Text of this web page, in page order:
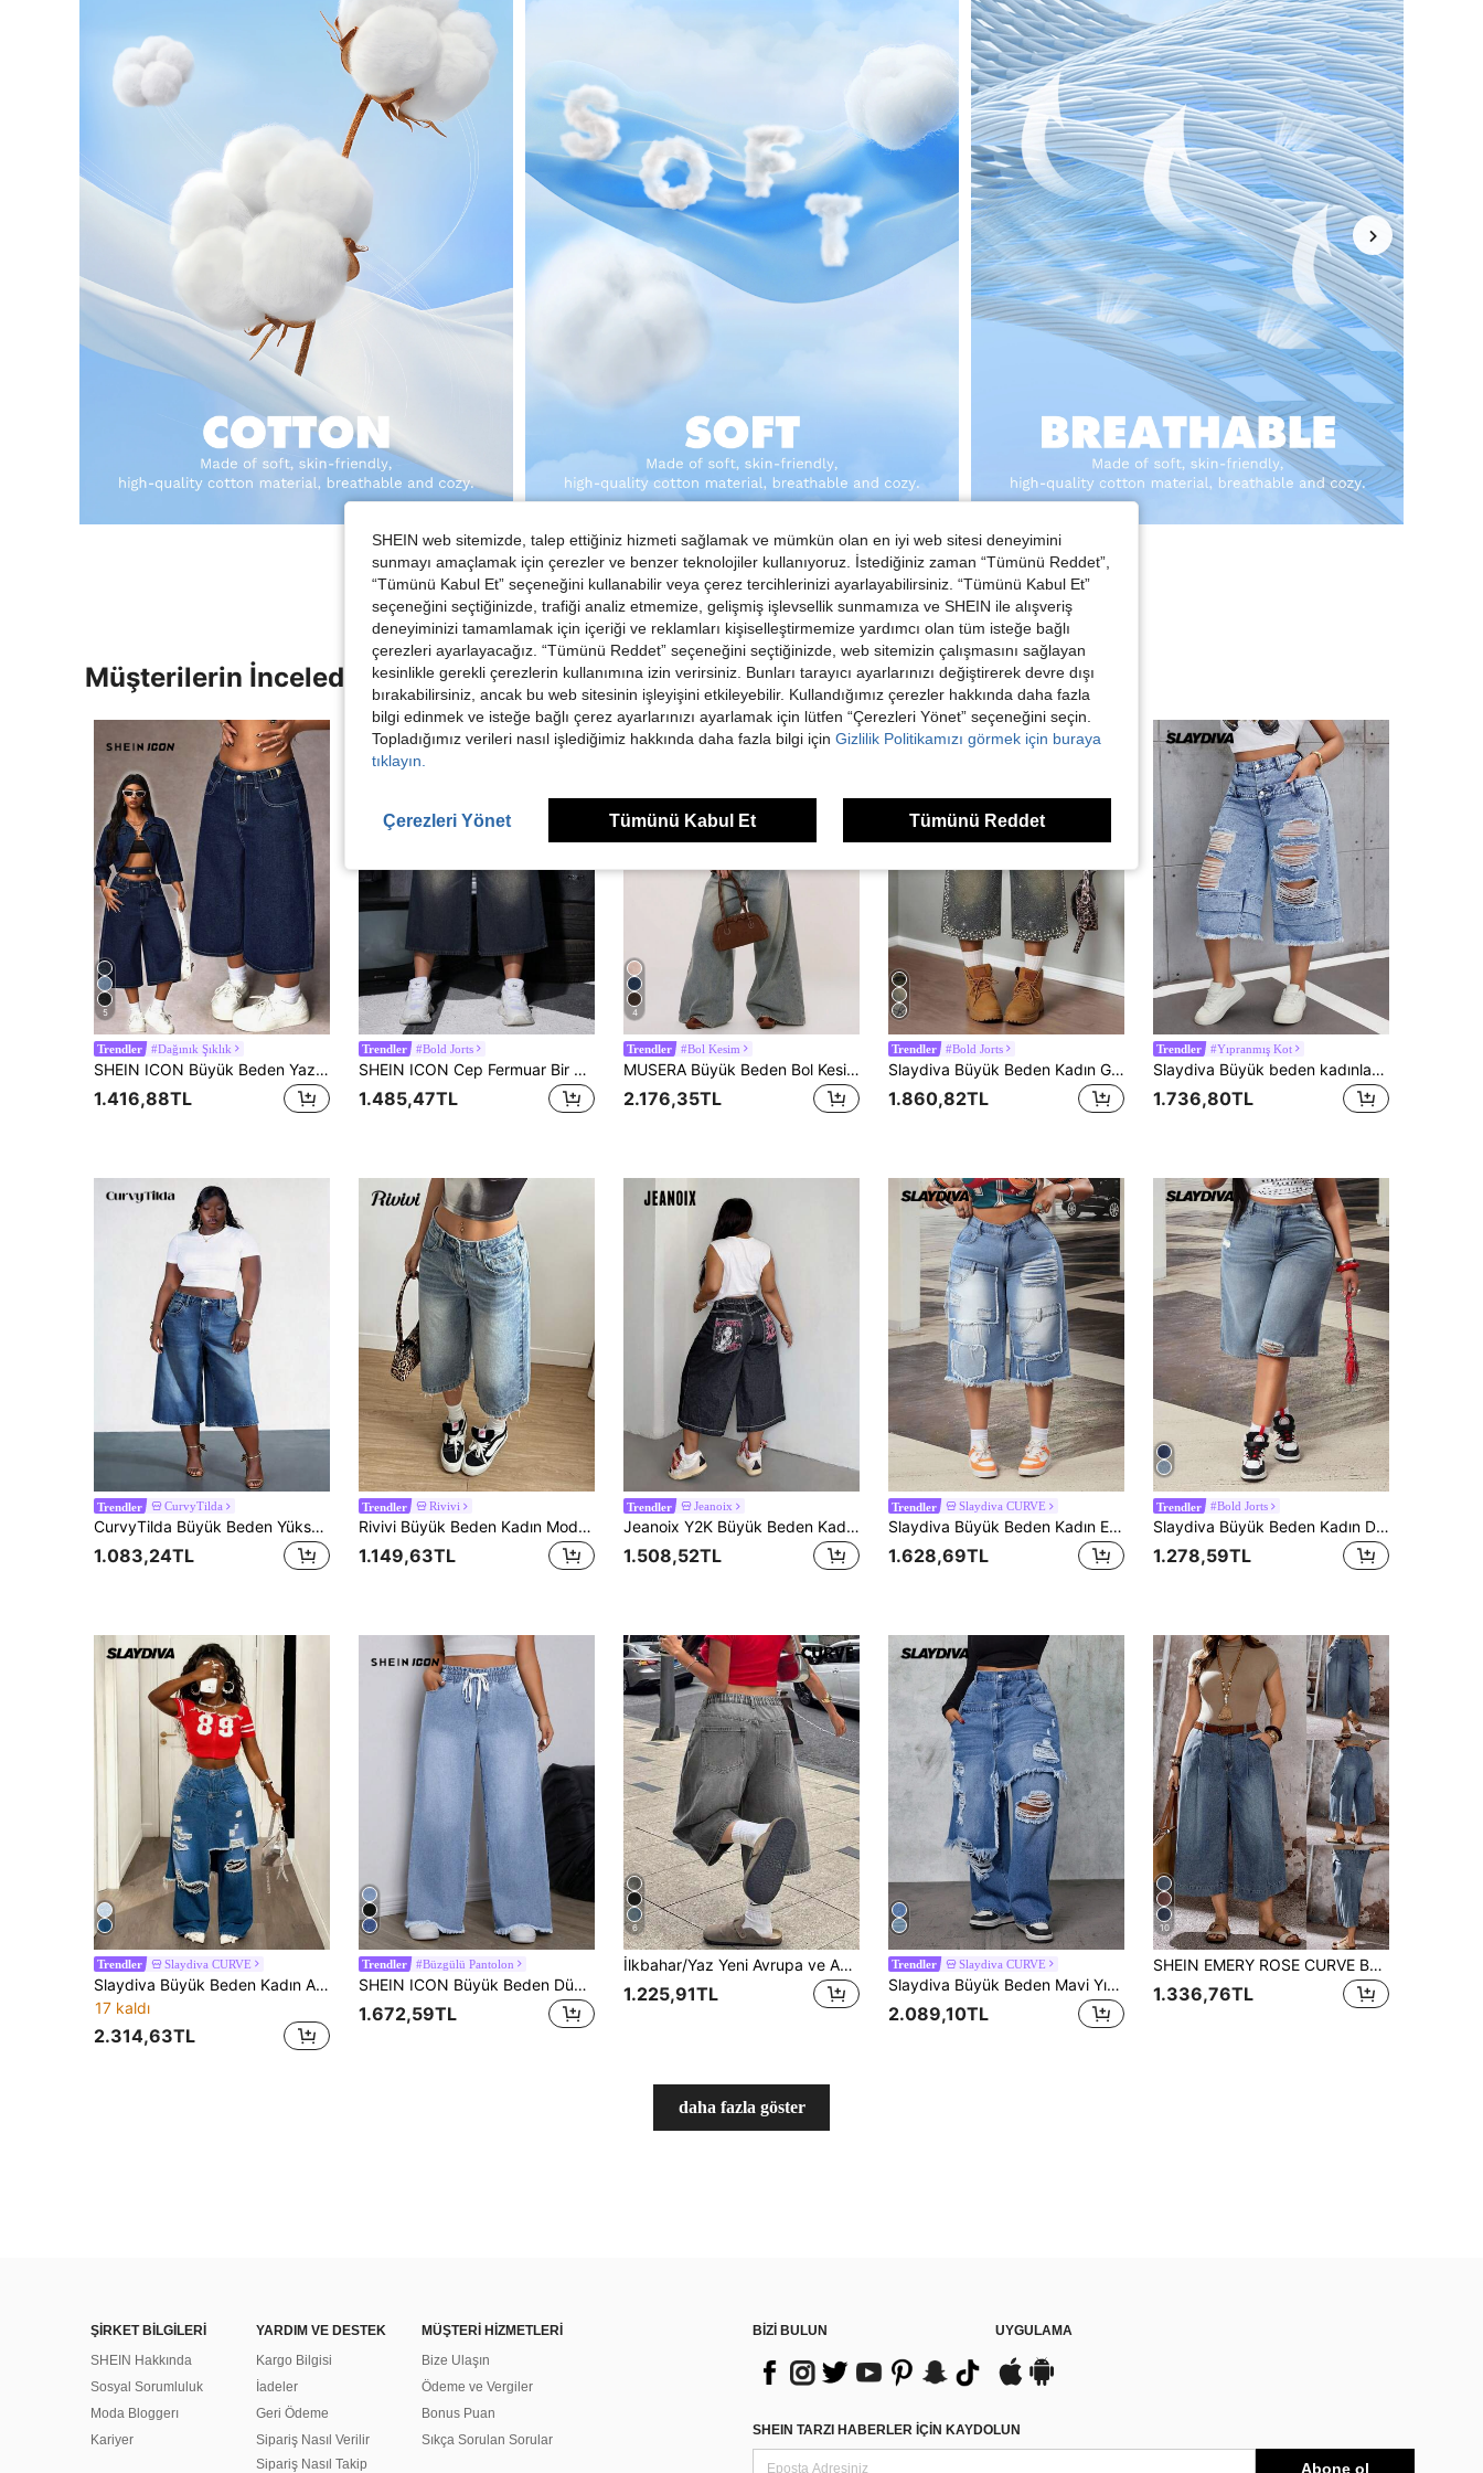
Müşterilerin İncelediği Diğer Ürünler
5
Trendler #Dağınık Şıklık
SHEIN ICON Büyük Beden Yazlık Rahat Bol Paça Eğimli Cepli Geniş Paça Kot Pantolon
1.416,88TL
Trendler #Bold Jorts
SHEIN ICON Cep Fermuar Bir kâğıt oyunu Sade Her Yerde Baskı Artı Beden Kot
1.485,47TL
4
Trendler #Bol Kesim
MUSERA Büyük Beden Bol Kesim Düşük Bel Orta Yıkama Kot Pantolon, Günlük Kullanım, İlkbahar Tatili, Yaz, Tatil, Rahat, Y2K, 2000'ler Tarzı, Sokak Giyim, İbiza Sokak Stili, Kış Tatili İçin Uygun
2.176,35TL
Trendler #Bold Jorts
Slaydiva Büyük Beden Kadın Günlük Moda Sokak Giyim Taklit İnci ve Rhinestone Süslemeli Yıkanmış Bol Kesim Geniş Paçalı Kısa Kot Pantolon
1.860,82TL
Trendler #Yıpranmış Kot
Slaydiva Büyük beden kadınlar için yırtık, bol kesim, kısa paçalı, geniş paçalı, çift bel bantlı kot pantolon, asit yıkamalı denim, açık renkli kot, Amerikan sokak stili. Yazlık, ilkbaharlık, Y2K kadın pantolonu.
1.736,80TL
Trendler CurvyTilda
CurvyTilda Büyük Beden Yüksek Bel Geniş Paça Kot Pantolon, Rahat Lastikli Bel Bantlı, Günlük Yazlık, Kum Saati Vücut Tipi İçin
1.083,24TL
Trendler Rivivi
Rivivi Büyük Beden Kadın Modası Püsküllü Kenarlı Bol Kesim Günlük Kot Şort
1.149,63TL
Trendler Jeanoix
Jeanoix Y2K Büyük Beden Kadın Esnemeyen Denim Kot Pantolon, Amerikan Sokak Stili Mavi & Siyah Kapri Denim Pantolon, Yaz Sıcak Kız Sokak Giyimi Baskılı Desen Niş Tasarım Geniş Paça Pantolon, Kadınlar İçin Kovboy Kıyafetleri
1.508,52TL
Trendler Slaydiva CURVE
Slaydiva Büyük Beden Kadın Esnemeyen Kot Pantolon, Amerikan Günlük Marka Tasarımı Yıpranmış Yıkama Saçaklı Paça Düz Kesim Kapri Kot Pantolon, Kadınlar İçin Kovboy Kombini
1.628,69TL
Trendler #Bold Jorts
Slaydiva Büyük Beden Kadın Düşük Bel Yırtık Vintage Mavi Geniş Paça Kapri Kot Pantolon
1.278,59TL
Trendler Slaydiva CURVE
Slaydiva Büyük Beden Kadın Asimetrik Paçalı Katmanlı Görünümlü Kot Pantolon
17 kaldı
2.314,63TL
Trendler #Büzgülü Pantolon
SHEIN ICON Büyük Beden Düz Renk Bağcıklı Cepli Rahat Çok Yönlü Boyfriend Kot
1.672,59TL
6
İlkbahar/Yaz Yeni Avrupa ve Amerika Sokak Giyim Tarzı Orta Bel Esnemeyen Bol Kesim Günlük Büyük Beden Kadın Kot Şort
1.225,91TL
Trendler Slaydiva CURVE
Slaydiva Büyük Beden Mavi Yıpranmış Yıpranmış Etek Moda Çift Katmanlı Tasarım Kot Pantolon
2.089,10TL
10
SHEIN EMERY ROSE CURVE Büyük Beden Kadın Cepli Düğmeli Pileli Rahat Çok Yönlü Günlük Giyim Geniş Paçalı Kot Pantolon, Yaz Kadın Giyim, Festival Kadın Giyim, Parti, Düğün, Şık, Günlük, Tatil, İş, Yaz Kadın Romantik/Mezuniyet Balosu/Resmi/Doğum Günü/90'lar/İş Gündelik Kadın/Şık/Batı Tarzı/Dışarı Çıkma/Moda/Günlük/Y2k/Kulüp/Ofis/Kokteyl/Vintage/Vücuda Oturan/Rave Festivali/Komik/Şık/Eski Zengin/Sokak Giyim/Tatil/Konser/İş/Mütevazı/Bahar Tatili/Bekarlığa Veda Partisi/Konser/Kötü Kız/Temel/Mezuniyet
1.336,76TL
daha fazla göster
ŞİRKET BİLGİLERİ
SHEIN Hakkında
Sosyal Sorumluluk
Moda Bloggerı
Kariyer
YARDIM VE DESTEK
Kargo Bilgisi
İadeler
Geri Ödeme
Sipariş Nasıl Verilir
Sipariş Nasıl Takip
MÜŞTERİ HİZMETLERİ
Bize Ulaşın
Ödeme ve Vergiler
Bonus Puan
Sıkça Sorulan Sorular
BİZİ BULUN UYGULAMA
SHEIN TARZI HABERLER IÇIN KAYDOLUN
Abone ol
SHEIN web sitemizde, talep ettiğiniz hizmeti sağlamak ve mümkün olan en iyi web sitesi deneyimini
sunmayı amaçlamak için çerezler ve benzer teknolojiler kullanıyoruz. İstediğiniz zaman “Tümünü Reddet”,
“Tümünü Kabul Et” seçeneğini kullanabilir veya çerez tercihlerinizi ayarlayabilirsiniz. “Tümünü Kabul Et”
seçeneğini seçtiğinizde, trafiği analiz etmemize, gelişmiş işlevsellik sunmamıza ve SHEIN ile alışveriş
deneyiminizi tamamlamak için içeriği ve reklamları kişiselleştirmemize yardımcı olan tüm isteğe bağlı
çerezleri ayarlayacağız. “Tümünü Reddet” seçeneğini seçtiğinizde, web sitemizin çalışmasını sağlayan
kesinlikle gerekli çerezlerin kullanımına izin verirsiniz. Bunları tarayıcı ayarlarınızı değiştirerek devre dışı
bırakabilirsiniz, ancak bu web sitesinin işleyişini etkileyebilir. Kullandığımız çerezler hakkında daha fazla
bilgi edinmek ve isteğe bağlı çerez ayarlarınızı ayarlamak için lütfen “Çerezleri Yönet” seçeneğini seçin.
Topladığımız verileri nasıl işlediğimiz hakkında daha fazla bilgi için Gizlilik Politikamızı görmek için buraya
tıklayın.
Çerezleri Yönet Tümünü Kabul Et Tümünü Reddet